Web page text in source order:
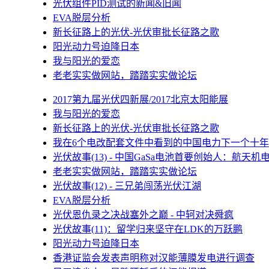
光伏组件PID测试的新闻&旧闻
EVA脱层分析
新长征路上的光伏-光伏审批长征路之歌
阳光动力号迫降日本
我与阳光的爱恋
老老实实做网站，踏踏实实做论坛
2017第九届光伏四新展/2017北京太阳能展
我与阳光的爱恋
新长征路上的光伏-光伏审批长征路之歌
我在6个电改配套文件中看到的中国电力下一个十年
光伏故事(13) - 中国GaSa电池首要创始人：航天机
老老实实做网站，踏踏实实做论坛
光伏故事(12) - 三兄弟闯荡光伏江湖
EVA脱层分析
光伏恩仇录之决战塞外之巅 - 中轲对决舜疯
光伏故事(11)：留学归来坚守在LDK的万跃鹏
阳光动力号迫降日本
香港证监会发表声明称对汉能薄膜发电进行调查